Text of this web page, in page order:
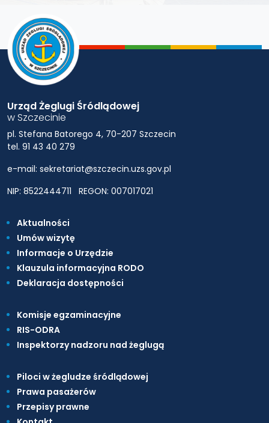
Urząd Żeglugi Śródlądowej
w Szczecinie
pl. Stefana Batorego 4, 70-207 Szczecin
tel. 91 43 40 279
e-mail: sekretariat@szczecin.uzs.gov.pl
NIP: 8522444711
REGON: 007017021
Aktualności
Umów wizytę
Informacje o Urzędzie
Klauzula informacyjna RODO
Deklaracja dostępności
Komisje egzaminacyjne
RIS-ODRA
Inspektorzy nadzoru nad żeglugą
Piloci w żegludze śródlądowej
Prawa pasażerów
Przepisy prawne